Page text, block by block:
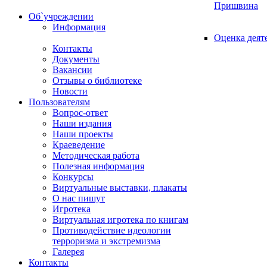
Пришвина
Об`учреждении
Информация
Оценка
Контакты
Документы
Вакансии
Отзывы о библиотеке
Новости
Пользователям
Вопрос-ответ
Наши издания
Наши проекты
Краеведение
Методическая работа
Полезная информация
Конкурсы
Виртуальные выставки, плакаты
О нас пишут
Игротека
Виртуальная игротека по книгам
Противодействие идеологии
терроризма и экстремизма
Галерея
Контакты